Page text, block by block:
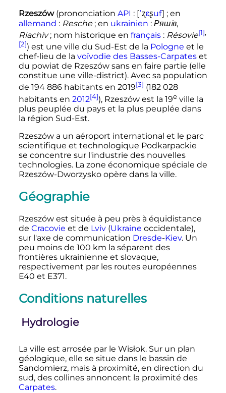
Rzeszów(prononciation API : [ˈʐɛʂuf] ; en
allemand : Resche ; en ukrainien : Ряшiв,
Riachiv ; nom historique en français: Résovie[1],
[2]) est une ville du Sud-Est de la Pologne et le
chef-lieu de la voïvodie des Basses-Carpateset
du powiat de Rzeszów sans en faire partie (elle
constitue une ville-district). Avec sa population
de 194 886 habitantsen 2019[3] (182 028
habitants en 2012[4]), Rzeszów est la 19e ville la
plus peuplée du pays et la plus peuplée dans
la région Sud-Est.
Rzeszów a un aéroport international et le parc
scientifique et technologique Podkarpackie
se concentre sur l'industrie des nouvelles
technologies. La zone économique spéciale de
Rzeszów-Dworzysko opère dans la ville.
Géographie
Rzeszów est située à peu près à équidistance
de Cracovie et de Lviv(Ukraine occidentale),
sur l'axe de communication Dresde-Kiev. Un
peu moins de 100 km la séparent des
frontières ukrainienne et slovaque,
respectivement par les routes européennes
E40 et E371.
Conditions naturelles
Hydrologie
La ville est arrosée par le Wisłok. Sur un plan
géologique, elle se situe dans le bassin de
Sandomierz, mais à proximité, en direction du
sud, des collines annoncent la proximité des
Carpates.